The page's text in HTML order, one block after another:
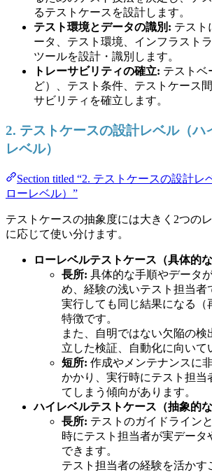
るテストケースを設計します。
テスト環境とデータの識別: テスト
ータ、テスト環境、インフラスト
ツールを設計・識別します。
トレーサビリティの確立: テストベ
ど）、テスト条件、テストケース
サビリティを確立します。
2. テストケースの設計レベル（ハ
レベル）
Section titled “2. テストケースの設計レ
ローレベル）”
テストケースの抽象度には大きく2つの
に応じて使い分けます。
ローレベルテストケース（具体的
長所: 具体的な手順やデータ
め、経験の浅いテスト担当者
実行しても同じ結果になる（
特徴です。
また、自明ではない欠陥の検
立した検証、自動化に向いて
短所: 作成やメンテナンスに
かかり、実行時にテスト担当
てしまう傾向があります。
ハイレベルテストケース（抽象的
長所: テストのガイドライン
時にテスト担当者が実データ
できます。
テスト担当者の経験を活かす